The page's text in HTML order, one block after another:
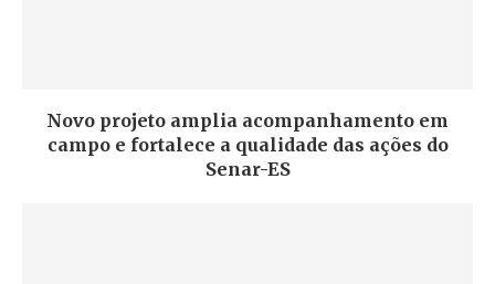
Novo projeto amplia acompanhamento em
campo e fortalece a qualidade das ações do
Senar-ES